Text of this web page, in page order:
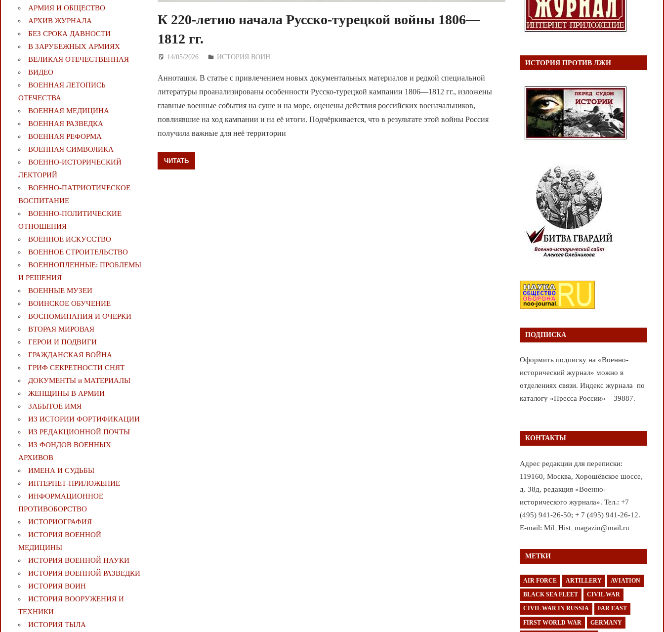
К 220-летию начала Русско-турецкой войны 1806—
1812 гг.
14/05/2026 Дежурный по Редакции
ИСТОРИЯ ВОИН
Аннотация. В статье с привлечением новых документальных материалов и редкой специальной
литературы проанализированы особенности Русско-турецкой кампании 1806—1812 гг., изложены
главные военные события на суше и на море, оценены действия российских военачальников,
повлиявшие на ход кампании и на её итоги. Подчёркивается, что в результате этой войны Россия
получила важные для неё территории
ЧИТАТЬ
АРМИЯ И ОБЩЕСТВО
АРХИВ ЖУРНАЛА
БЕЗ СРОКА ДАВНОСТИ
В ЗАРУБЕЖНЫХ АРМИЯХ
ВЕЛИКАЯ ОТЕЧЕСТВЕННАЯ
ВИДЕО
ВОЕННАЯ ЛЕТОПИСЬ
ОТЕЧЕСТВА
ВОЕННАЯ МЕДИЦИНА
ВОЕННАЯ РАЗВЕДКА
ВОЕННАЯ РЕФОРМА
ВОЕННАЯ СИМВОЛИКА
ВОЕННО-ИСТОРИЧЕСКИЙ
ЛЕКТОРИЙ
ВОЕННО-ПАТРИОТИЧЕСКОЕ
ВОСПИТАНИЕ
ВОЕННО-ПОЛИТИЧЕСКИE
ОТНОШЕНИЯ
ВОЕННОЕ ИСКУССТВО
ВОЕННОЕ СТРОИТЕЛЬСТВО
ВОЕННОПЛЕННЫЕ: ПРОБЛЕМЫ
И РЕШЕНИЯ
ВОЕННЫЕ МУЗЕИ
ВОИНСКОЕ ОБУЧЕНИЕ
ВОСПОМИНАНИЯ И ОЧЕРКИ
ВТОРАЯ МИРОВАЯ
ГЕРОИ И ПОДВИГИ
ГРАЖДАНСКАЯ ВОЙНА
ГРИФ СЕКРЕТНОСТИ СНЯТ
ДОКУМЕНТЫ и МАТЕРИАЛЫ
ЖЕНЩИНЫ В АРМИИ
ЗАБЫТОЕ ИМЯ
ИЗ ИСТОРИИ ФОРТИФИКАЦИИ
ИЗ РЕДАКЦИОННОЙ ПОЧТЫ
ИЗ ФОНДОВ ВОЕННЫХ
АРХИВОВ
ИМЕНА И СУДЬБЫ
ИНТЕРНЕТ-ПРИЛОЖЕНИЕ
ИНФОРМАЦИОННОЕ
ПРОТИВОБОРСТВО
ИСТОРИОГРАФИЯ
ИСТОРИЯ ВОЕННОЙ
МЕДИЦИНЫ
ИСТОРИЯ ВОЕННОЙ НАУКИ
ИСТОРИЯ ВОЕННОЙ РАЗВЕДКИ
ИСТОРИЯ ВОИН
ИСТОРИЯ ВООРУЖЕНИЯ И
ТЕХНИКИ
ИСТОРИЯ ТЫЛА
ИСТОРИЯ ПРОТИВ ЛЖИ
ПОДПИСКА
Оформить подписку на «Военно-
исторический журнал» можно в
отделениях связи. Индекс журнала по
каталогу «Пресса России» – 39887.
КОНТАКТЫ
Адрес редакции для переписки:
119160, Москва, Хорошёвское шоссе,
д. 38д, редакция «Военно-
исторического журнала». Тел.: +7
(495) 941-26-50; + 7 (495) 941-26-12.
E-mail: Mil_Hist_magazin@mail.ru
МЕТКИ
AIR FORCE ARTILLERY AVIATION
BLACK SEA FLEET CIVIL WAR
CIVIL WAR IN RUSSIA FAR EAST
FIRST WORLD WAR GERMANY